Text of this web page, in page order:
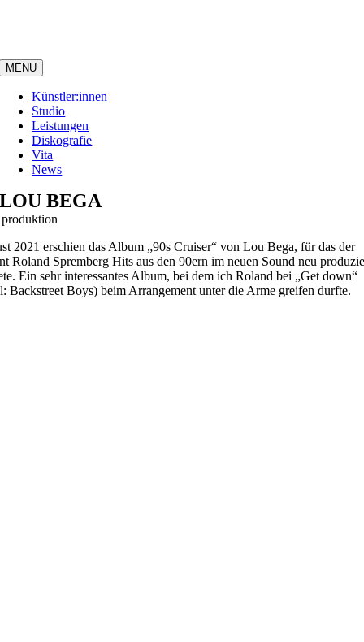
MENU
Künstler:innen
Studio
Leistungen
Diskografie
Vita
News
LOU BEGA
2021 erschien das Album „90s Cruiser“ von Lou Bega, für das der
Roland Spremberg Hits aus den 90ern im neuen Sound neu
Ein sehr interessantes Album, bei dem ich Roland bei „Get down“
Backstreet Boys) beim Arrangement unter die Arme greifen durfte.